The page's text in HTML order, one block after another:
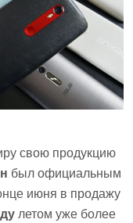
свою продукцию
был официальным
июня в продажу
летом уже более